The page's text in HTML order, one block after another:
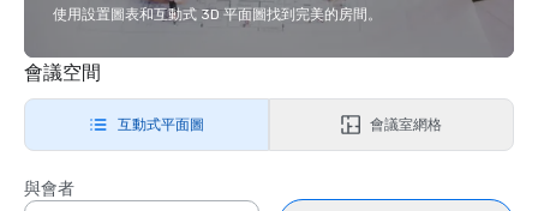
使用設置圖表和互動式 3D 平面圖找到完美的房間。
會議空間
互動式平面圖 會議室網格
與會者